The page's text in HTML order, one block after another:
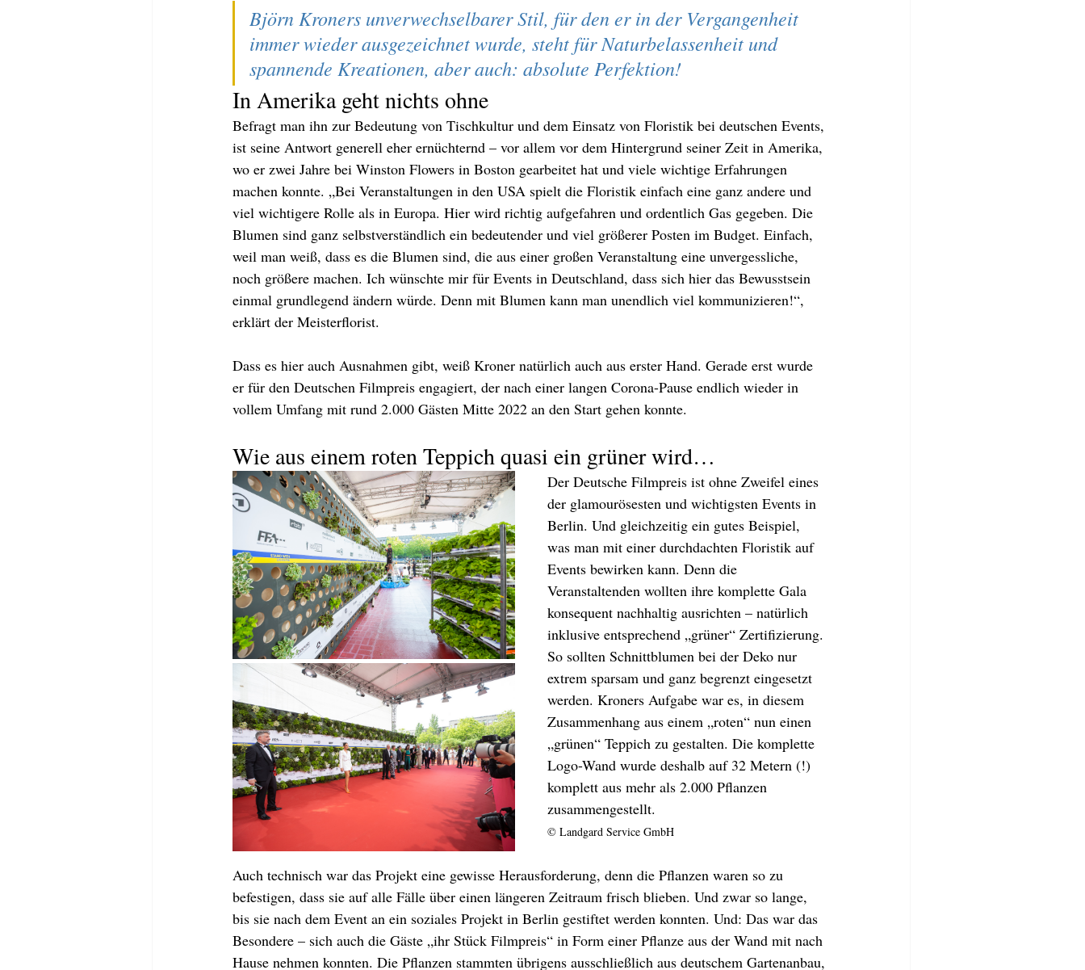
Björn Kroners unverwechselbarer Stil, für den er in der Vergangenheit
immer wieder ausgezeichnet wurde, steht für Naturbelassenheit und
spannende Kreationen, aber auch: absolute Perfektion!
In Amerika geht nichts ohne
Befragt man ihn zur Bedeutung von Tischkultur und dem Einsatz von Floristik bei deutschen Events,
ist seine Antwort generell eher ernüchternd – vor allem vor dem Hintergrund seiner Zeit in Amerika,
wo er zwei Jahre bei Winston Flowers in Boston gearbeitet hat und viele wichtige Erfahrungen
machen konnte. „Bei Veranstaltungen in den USA spielt die Floristik einfach eine ganz andere und
viel wichtigere Rolle als in Europa. Hier wird richtig aufgefahren und ordentlich Gas gegeben. Die
Blumen sind ganz selbstverständlich ein bedeutender und viel größerer Posten im Budget. Einfach,
weil man weiß, dass es die Blumen sind, die aus einer großen Veranstaltung eine unvergessliche,
noch größere machen. Ich wünschte mir für Events in Deutschland, dass sich hier das Bewusstsein
einmal grundlegend ändern würde. Denn mit Blumen kann man unendlich viel kommunizieren!“,
erklärt der Meisterflorist.
Dass es hier auch Ausnahmen gibt, weiß Kroner natürlich auch aus erster Hand. Gerade erst wurde
er für den Deutschen Filmpreis engagiert, der nach einer langen Corona-Pause endlich wieder in
vollem Umfang mit rund 2.000 Gästen Mitte 2022 an den Start gehen konnte.
Wie aus einem roten Teppich quasi ein grüner wird…
Der Deutsche Filmpreis ist ohne Zweifel eines
der glamourösesten und wichtigsten Events in
Berlin. Und gleichzeitig ein gutes Beispiel,
was man mit einer durchdachten Floristik auf
Events bewirken kann. Denn die
Veranstaltenden wollten ihre komplette Gala
konsequent nachhaltig ausrichten – natürlich
inklusive entsprechend „grüner“ Zertifizierung.
So sollten Schnittblumen bei der Deko nur
extrem sparsam und ganz begrenzt eingesetzt
werden. Kroners Aufgabe war es, in diesem
Zusammenhang aus einem „roten“ nun einen
„grünen“ Teppich zu gestalten. Die komplette
Logo-Wand wurde deshalb auf 32 Metern (!)
komplett aus mehr als 2.000 Pflanzen
zusammengestellt.
© Landgard Service GmbH
Auch technisch war das Projekt eine gewisse Herausforderung, denn die Pflanzen waren so zu
befestigen, dass sie auf alle Fälle über einen längeren Zeitraum frisch blieben. Und zwar so lange,
bis sie nach dem Event an ein soziales Projekt in Berlin gestiftet werden konnten. Und: Das war das
Besondere – sich auch die Gäste „ihr Stück Filmpreis“ in Form einer Pflanze aus der Wand mit nach
Hause nehmen konnten. Die Pflanzen stammten übrigens ausschließlich aus deutschem Gartenanbau,